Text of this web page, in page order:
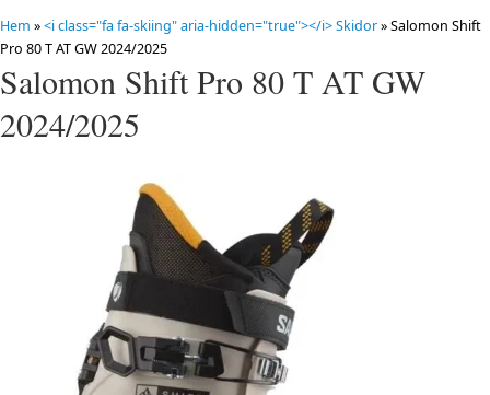
Hem »<i class="fa fa-skiing" aria-hidden="true"></i> Skidor»Salomon Shift
Pro 80 T AT GW 2024/2025
Salomon Shift Pro 80 T AT GW
2024/2025